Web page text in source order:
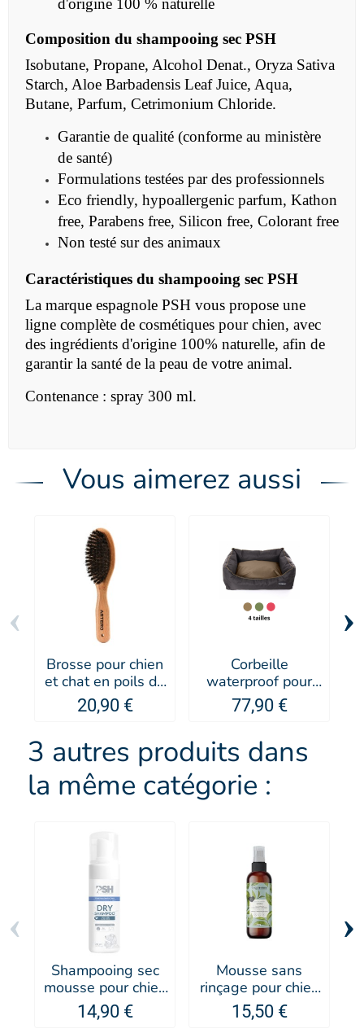
d'origine 100 % naturelle
Composition du shampooing sec PSH
Isobutane, Propane, Alcohol Denat., Oryza Sativa
Starch, Aloe Barbadensis Leaf Juice, Aqua,
Butane, Parfum, Cetrimonium Chloride.
Garantie de qualité (conforme au ministère
de santé)
Formulations testées par des professionnels
Eco friendly, hypoallergenic parfum, Kathon
free, Parabens free, Silicon free, Colorant free
Non testé sur des animaux
Caractéristiques du shampooing sec PSH
La marque espagnole PSH vous propose une
ligne complète de cosmétiques pour chien, avec
des ingrédients d'origine 100% naturelle, afin de
garantir la santé de la peau de votre animal.
Contenance : spray 300 ml.
Vous aimerez aussi
Brosse pour chien
et chat en poils de
sanglier Nova -
Artero
20,90 €
Corbeille
waterproof pour
chien et chat
Domino MARTIN
77,90 €
‹ ›
3 autres produits dans
la même catégorie :
Shampooing sec
mousse pour chien
et chat - PSH
14,90 €
Mousse sans
rinçage pour chien
et chat
Organissime -
15,50 €
‹ ›